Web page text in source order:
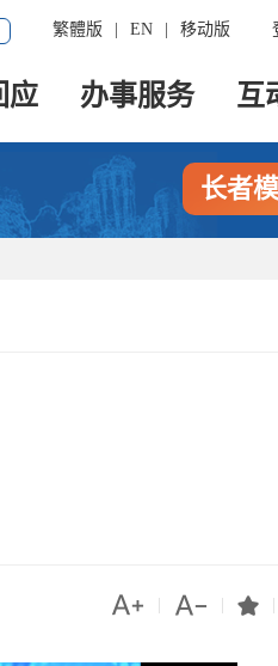
繁體版 EN 移动版
应 办事服务 互
长者
  